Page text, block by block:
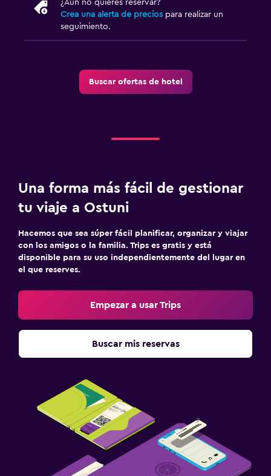
¿Aún no quieres reservar?
Crea una alerta de precios para realizar un
seguimiento.
Buscar ofertas de hotel
Una forma más fácil de gestionar
tu viaje a Ostuni
Hacemos que sea súper fácil planificar, organizar y viajar
con los amigos o la familia. Trips es gratis y está
disponible para su uso independientemente del lugar en
el que reserves.
Empezar a usar Trips
Buscar mis reservas